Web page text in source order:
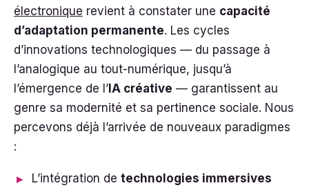
électronique revient à constater une capacité
d’adaptation permanente. Les cycles
d’innovations technologiques — du passage à
l’analogique au tout-numérique, jusqu’à
l’émergence de l’ IA créative — garantissent au
genre sa modernité et sa pertinence sociale. Nous
percevons déjà l’arrivée de nouveaux paradigmes
:
L’intégration de technologies immersives